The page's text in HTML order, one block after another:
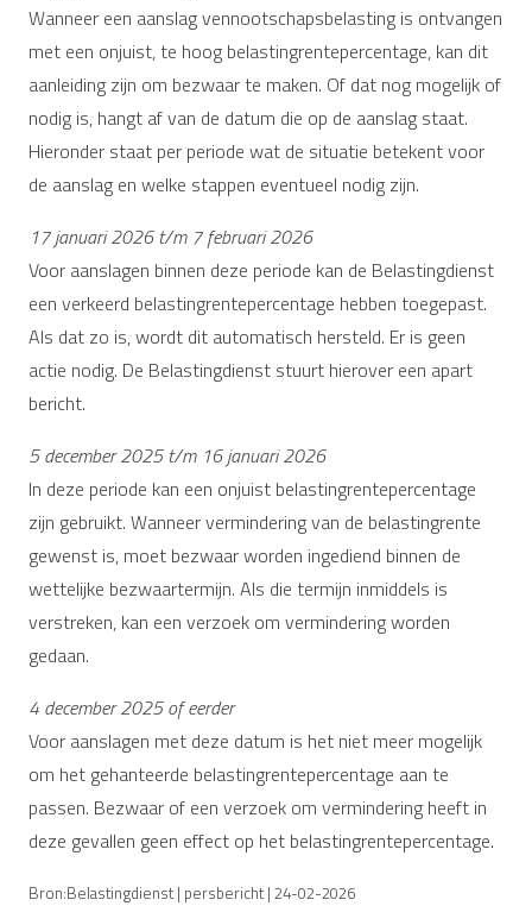
Wanneer een aanslag vennootschapsbelasting is ontvangen
met een onjuist, te hoog belastingrentepercentage, kan dit
aanleiding zijn om bezwaar te maken. Of dat nog mogelijk of
nodig is, hangt af van de datum die op de aanslag staat.
Hieronder staat per periode wat de situatie betekent voor
de aanslag en welke stappen eventueel nodig zijn.
17 januari 2026 t/m 7 februari 2026
Voor aanslagen binnen deze periode kan de Belastingdienst
een verkeerd belastingrentepercentage hebben toegepast.
Als dat zo is, wordt dit automatisch hersteld. Er is geen
actie nodig. De Belastingdienst stuurt hierover een apart
bericht.
5 december 2025 t/m 16 januari 2026
In deze periode kan een onjuist belastingrentepercentage
zijn gebruikt. Wanneer vermindering van de belastingrente
gewenst is, moet bezwaar worden ingediend binnen de
wettelijke bezwaartermijn. Als die termijn inmiddels is
verstreken, kan een verzoek om vermindering worden
gedaan.
4 december 2025 of eerder
Voor aanslagen met deze datum is het niet meer mogelijk
om het gehanteerde belastingrentepercentage aan te
passen. Bezwaar of een verzoek om vermindering heeft in
deze gevallen geen effect op het belastingrentepercentage.
Bron:Belastingdienst | persbericht | 24-02-2026